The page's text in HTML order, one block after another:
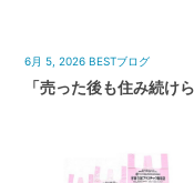
6月 5, 2026 BESTブログ
「売った後も住み続け